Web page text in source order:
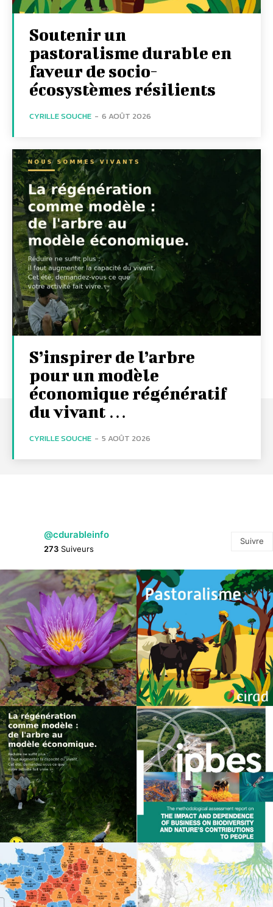
Soutenir un
pastoralisme durable en
faveur de socio-
écosystèmes résilients
CYRILLE SOUCHE - 6 AOÛT 2026
S’inspirer de l’arbre
pour un modèle
économique régénératif
du vivant …
CYRILLE SOUCHE - 5 AOÛT 2026
@cdurableinfo
273 Suiveurs
Suivre